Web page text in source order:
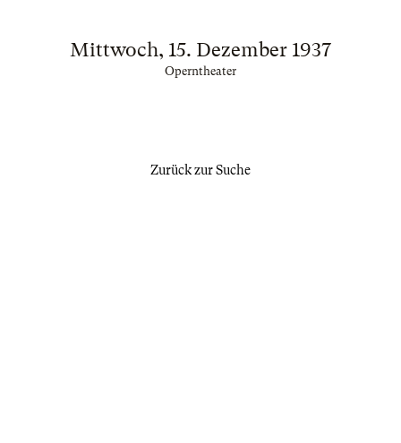
Mittwoch, 15. Dezember 1937
Operntheater
Zurück zur Suche